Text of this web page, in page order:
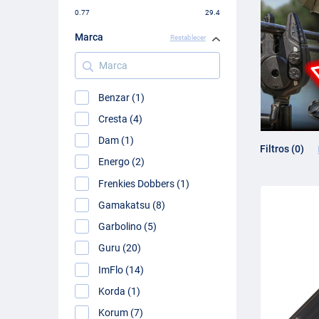
0.77 29.4
Marca Restablecer
Marca
Benzar (1)
Cresta (4)
Dam (1)
Energo (2)
Frenkies Dobbers (1)
Gamakatsu (8)
Garbolino (5)
Guru (20)
ImFlo (14)
Korda (1)
Korum (7)
Filtros (0)